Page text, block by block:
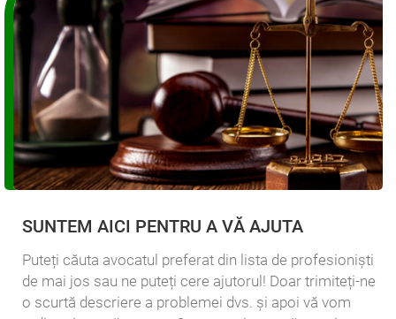
SUNTEM AICI PENTRU A VĂ AJUTA
Puteți căuta avocatul preferat din lista de profesioniști
de mai jos sau ne puteți cere ajutorul! Doar trimiteți-ne
o scurtă descriere a problemei dvs. și apoi vă vom